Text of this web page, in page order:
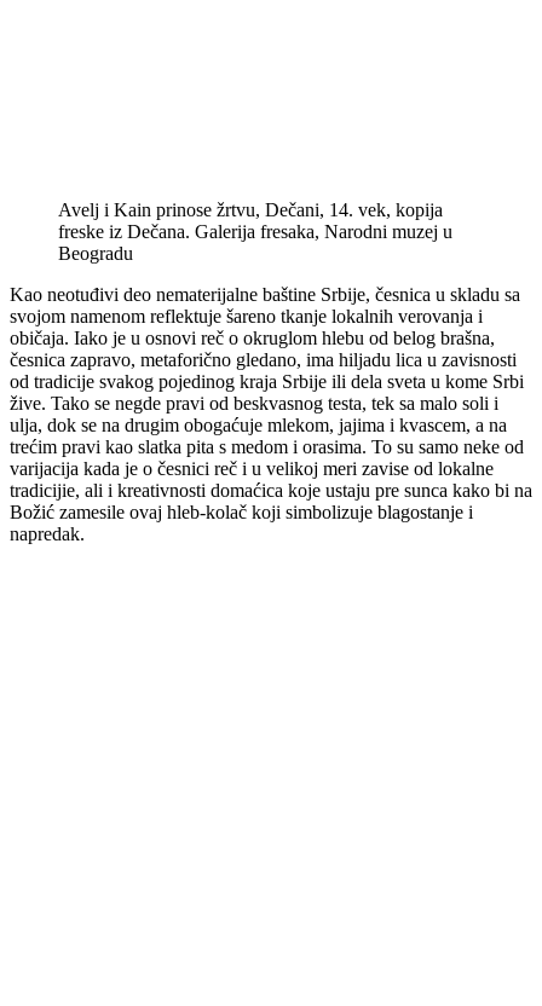
Avelj i Kain prinose žrtvu, Dečani, 14. vek, kopija
freske iz Dečana. Galerija fresaka, Narodni muzej u
Beogradu
Kao neotuđivi deo nematerijalne baštine Srbije, česnica u skladu sa
svojom namenom reflektuje šareno tkanje lokalnih verovanja i
običaja. Iako je u osnovi reč o okruglom hlebu od belog brašna,
česnica zapravo, metaforično gledano, ima hiljadu lica u zavisnosti
od tradicije svakog pojedinog kraja Srbije ili dela sveta u kome Srbi
žive. Tako se negde pravi od beskvasnog testa, tek sa malo soli i
ulja, dok se na drugim obogaćuje mlekom, jajima i kvascem, a na
trećim pravi kao slatka pita s medom i orasima. To su samo neke od
varijacija kada je o česnici reč i u velikoj meri zavise od lokalne
tradicijie, ali i kreativnosti domaćica koje ustaju pre sunca kako bi na
Božić zamesile ovaj hleb-kolač koji simbolizuje blagostanje i
napredak.